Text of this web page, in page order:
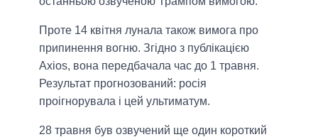
Проте 14 квітня лунала також вимога про
припинення вогню. Згідно з публікацією
Axios, вона передбачала час до 1 травня.
Результат прогнозований: росія
проігнорувала і цей ультиматум.
28 травня був озвучений ще один короткий